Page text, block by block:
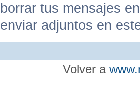
borrar tus mensajes
enviar adjuntos en
Volver a